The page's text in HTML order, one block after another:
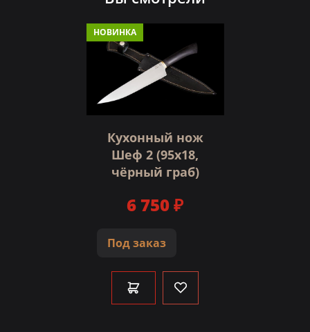
НОВИНКА
Кухонный нож
Шеф 2 (95х18,
чёрный граб)
Под заказ
6 750 ₽